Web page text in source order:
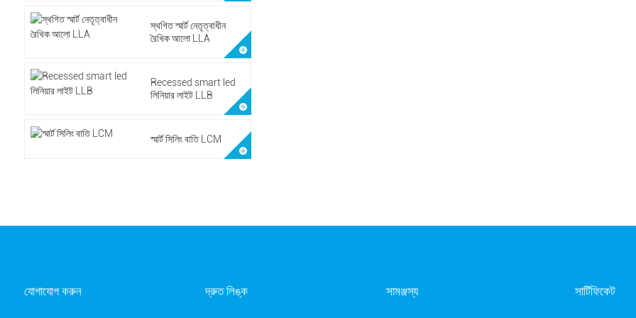
স্থগিত স্মার্ট নেতৃত্বাধীন
রৈখিক আলো LLA
Recessed smart led
লিনিয়ার লাইট LLB
স্মার্ট সিলিং বাতি LCM
যোগাযোগ করুন দ্রুত লিঙ্ক সামঞ্জস্য সার্টিফিকেট